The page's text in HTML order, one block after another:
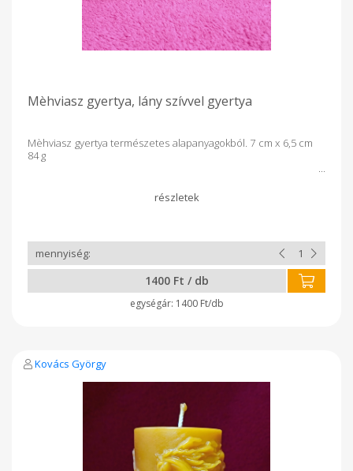
Mèhviasz gyertya, lány szívvel gyertya
Mèhviasz gyertya természetes alapanyagokból. 7 cm x 6,5 cm
84 g
1400 Ft / db
1400 Ft/db
Kovács György